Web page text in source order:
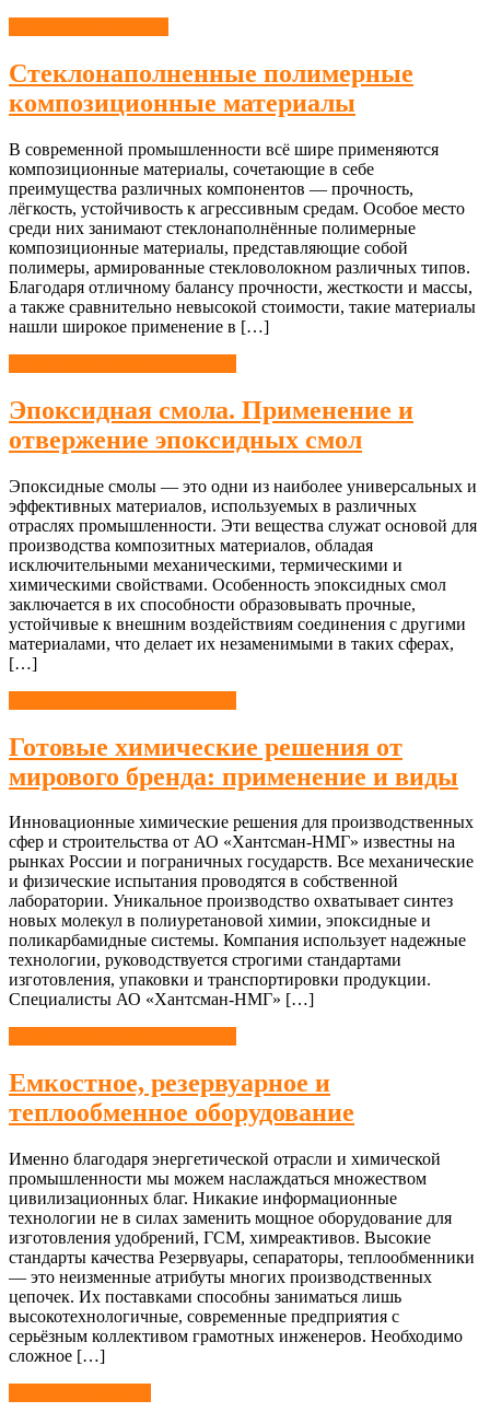
Стеклонаполненные полимерные
композиционные материалы
В современной промышленности всё шире применяются
композиционные материалы, сочетающие в себе
преимущества различных компонентов — прочность,
лёгкость, устойчивость к агрессивным средам. Особое место
среди них занимают стеклонаполнённые полимерные
композиционные материалы, представляющие собой
полимеры, армированные стекловолокном различных типов.
Благодаря отличному балансу прочности, жесткости и массы,
а также сравнительно невысокой стоимости, такие материалы
нашли широкое применение в […]
Эпоксидная смола. Применение и
отвержение эпоксидных смол
Эпоксидные смолы — это одни из наиболее универсальных и
эффективных материалов, используемых в различных
отраслях промышленности. Эти вещества служат основой для
производства композитных материалов, обладая
исключительными механическими, термическими и
химическими свойствами. Особенность эпоксидных смол
заключается в их способности образовывать прочные,
устойчивые к внешним воздействиям соединения с другими
материалами, что делает их незаменимыми в таких сферах,
[…]
Готовые химические решения от
мирового бренда: применение и виды
Инновационные химические решения для производственных
сфер и строительства от АО «Хантсман-НМГ» известны на
рынках России и пограничных государств. Все механические
и физические испытания проводятся в собственной
лаборатории. Уникальное производство охватывает синтез
новых молекул в полиуретановой химии, эпоксидные и
поликарбамидные системы. Компания использует надежные
технологии, руководствуется строгими стандартами
изготовления, упаковки и транспортировки продукции.
Специалисты АО «Хантсман-НМГ» […]
Емкостное, резервуарное и
теплообменное оборудование
Именно благодаря энергетической отрасли и химической
промышленности мы можем наслаждаться множеством
цивилизационных благ. Никакие информационные
технологии не в силах заменить мощное оборудование для
изготовления удобрений, ГСМ, химреактивов. Высокие
стандарты качества Резервуары, сепараторы, теплообменники
— это неизменные атрибуты многих производственных
цепочек. Их поставками способны заниматься лишь
высокотехнологичные, современные предприятия с
серьёзным коллективом грамотных инженеров. Необходимо
сложное […]